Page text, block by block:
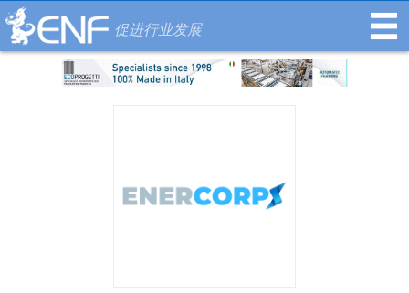
促进行业发展